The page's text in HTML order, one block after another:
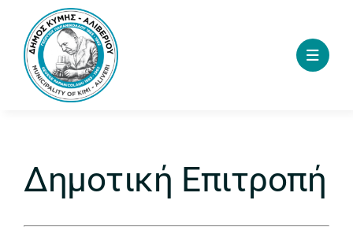
content
Δημοτική Επιτροπή